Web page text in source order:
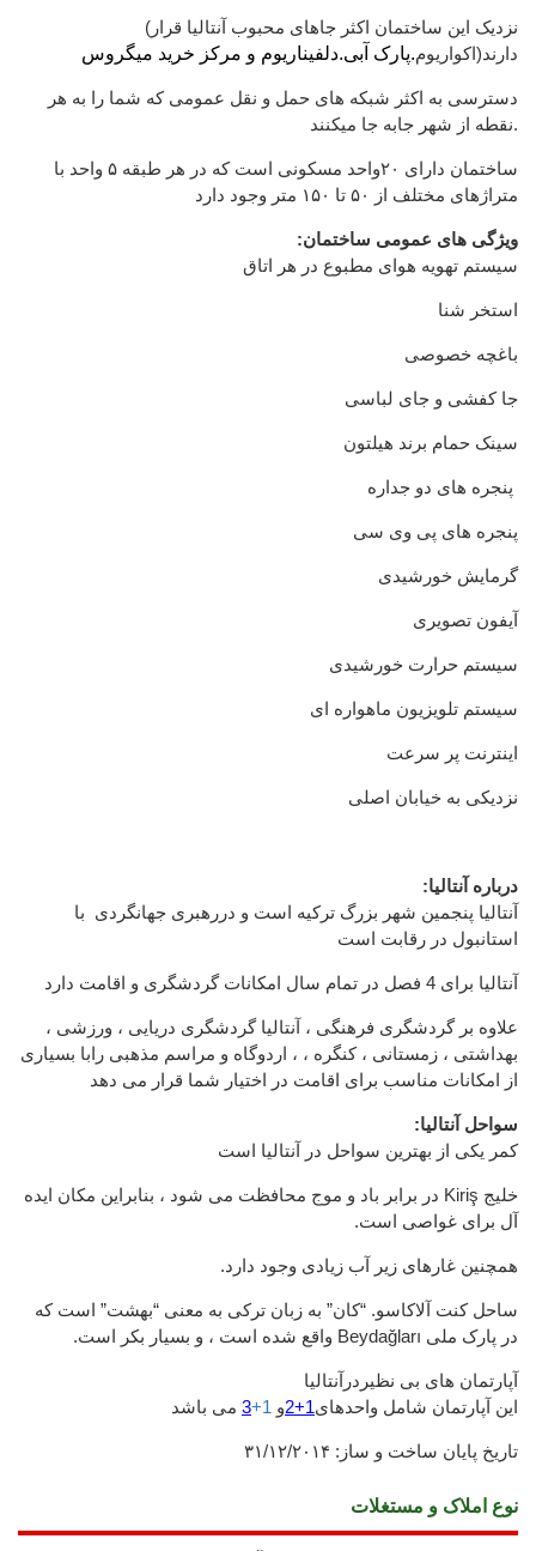
(نزدیک این ساختمان اکثر جاهای محبوب آنتالیا قرار
دارند(اکواریوم.پارک آبی.دلفیناریوم و مرکز خرید میگروس
دسترسی به اکثر شبکه های حمل و نقل عمومی که شما را به هر
نقطه از شهر جابه جا میکنند.
ساختمان دارای ۲۰واحد مسکونی است که در هر طبقه ۵ واحد با
متراژهای مختلف از ۵۰ تا ۱۵۰ متر وجود دارد
:ویژگی های عمومی ساختمان
سیستم تهویه هوای مطبوع در هر اتاق
استخر شنا
باغچه خصوصی
جا کفشی و جای لباسی
سینک حمام برند هیلتون
پنجره های دو جداره
پنجره های پی وی سی
گرمایش خورشیدی
آیفون تصویری
سیستم حرارت خورشیدی
سیستم تلویزیون ماهواره ای
اینترنت پر سرعت
نزدیکی به خیابان اصلی
:درباره آنتالیا
آنتالیا پنجمین شهر بزرگ ترکیه است و دررهبری جهانگردی با
استانبول در رقابت است
آنتالیا برای 4 فصل در تمام سال امکانات گردشگری و اقامت دارد
علاوه بر گردشگری فرهنگی ، آنتالیا گردشگری دریایی ، ورزشی ،
بهداشتی ، زمستانی ، کنگره ، ، اردوگاه و مراسم مذهبی رابا بسیاری
از امکانات مناسب برای اقامت در اختیار شما قرار می دهد
سواحل آنتالیا:
کمر یکی از بهترین سواحل در آنتالیا است
خلیج Kiriş در برابر باد و موج محافظت می شود ، بنابراین مکان ایده
آل برای غواصی است.
همچنین غارهای زیر آب زیادی وجود دارد.
ساحل کنت آلاکاسو. “کان” به زبان ترکی به معنی “بهشت” است که
در پارک ملی Beydağları واقع شده است ، و بسیار بکر است.
آپارتمان های بی نظیردرآنتالیا
این آپارتمان شامل واحدهای1+2 و 3 می باشد
تاریخ پایان ساخت و ساز: ۳۱/۱۲/۲۰۱۴
نوع املاک و مستغلات